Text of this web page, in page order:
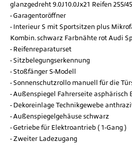
glanzgedreht 9.0J10.0Jx21 Reifen 255/
Garagentoröffner
Interieur S mit Sportsitzen plus
Kombin. schwarz Farbnähte rot Audi
Reifenreparaturset
Sitzbelegungserkennung
Stoßfänger S-Modell
Sonnenschutzrollo manuell für die
Außenspiegel Fahrerseite asphärisch
Dekoreinlage Technikgewebe
Außenspiegelgehäuse schwarz
Getriebe für Elektroantrieb ( 1-Gang )
Zweiter Ladezugang